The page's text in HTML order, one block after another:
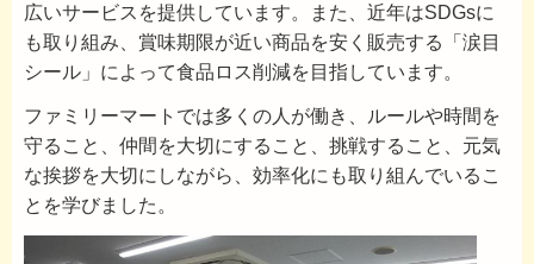
広いサービスを提供しています。また、近年はSDGsに
も取り組み、賞味期限が近い商品を安く販売する「涙目
シール」によって食品ロス削減を目指しています。
ファミリーマートでは多くの人が働き、ルールや時間を
守ること、仲間を大切にすること、挑戦すること、元気
な挨拶を大切にしながら、効率化にも取り組んでいるこ
とを学びました。